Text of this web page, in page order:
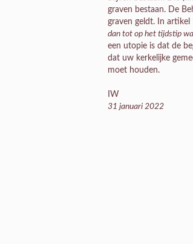
graven bestaan. De
graven geldt. In artikel
dan tot op het tijdstip
een utopie is dat de
dat uw kerkelijke
moet houden.
IW
31 januari 2022